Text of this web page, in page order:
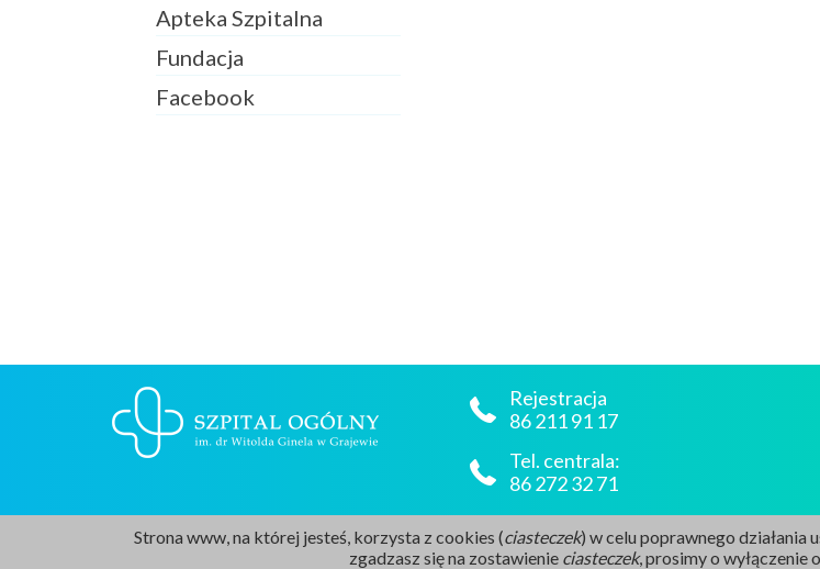
Apteka Szpitalna
Fundacja
Facebook
Rejestracja
86 211 91 17
Tel. centrala:
86 272 32 71
E-mail
sekretariat@szpital-grajewo.pl
Strona www, na której jesteś, korzysta z cookies (ciasteczek) w celu poprawnego
zgadzasz się na zostawienie ciasteczek, prosimy o wyłączenie